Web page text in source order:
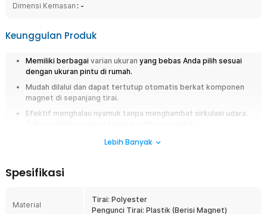
Dimensi Kemasan : -
Keunggulan Produk
Memiliki berbagai varian ukuran yang bebas Anda pilih sesuai
dengan ukuran pintu di rumah.
Mudah dilalui dan dapat tertutup otomatis berkat komponen
magnet di sepanjang tirai.
Efektif menghalau nyamuk tanpa menghambat sirkulasi udara.
Sistem pemasangan lebih kuat karena menggunakan paku
Overview
malam hari? Jika demikian, tirai pintu anti nyamuk dari TaffHOME adalah
solusinya. Tirai ini berbentuk jaring dengan kerapatan tinggi sehingga
Lebih Banyak
Spesifikasi
Material
Tirai: Polyester
Pengunci Tirai: Plastik (Berisi Magnet)